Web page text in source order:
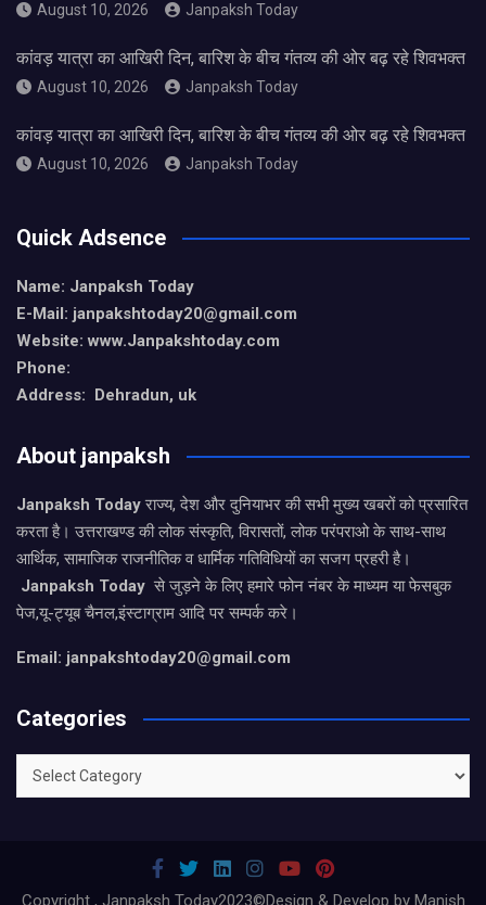
August 10, 2026 Janpaksh Today
कांवड़ यात्रा का आखिरी दिन, बारिश के बीच गंतव्य की ओर बढ़ रहे शिवभक्त
August 10, 2026 Janpaksh Today
कांवड़ यात्रा का आखिरी दिन, बारिश के बीच गंतव्य की ओर बढ़ रहे शिवभक्त
August 10, 2026 Janpaksh Today
Quick Adsence
Name: Janpaksh Today
E-Mail: janpakshtoday20@gmail.com
Website: www.Janpakshtoday.com
Phone:
Address: Dehradun, uk
About janpaksh
Janpaksh Todayराज्य, देश और दुनियाभर की सभी मुख्य खबरों को प्रसारित
करता है। उत्तराखण्ड की लोक संस्कृति, विरासतों, लोक परंपराओ के साथ-साथ
आर्थिक, सामाजिक राजनीतिक व धार्मिक गतिविधियों का सजग प्रहरी है।
Janpaksh Today से जुड़ने के लिए हमारे फोन नंबर के माध्यम या फेसबुक
पेज,यू-ट्यूब चैनल,इंस्टाग्राम आदि पर सम्पर्क करे।
Email: janpakshtoday20@gmail.com
Categories
Categories
Copyright , Janpaksh Today2023©Design & Develop by Manish